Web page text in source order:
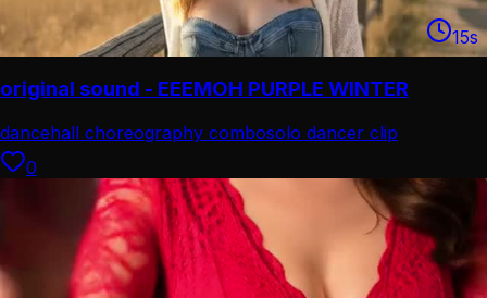
15s
original sound - EEEMOH PURPLE WINTER
dancehall choreography combosolo dancer clip
0